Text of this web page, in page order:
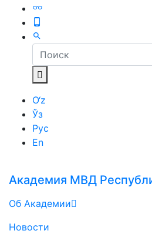
O‘z
Ўз
Рус
En
Академия МВД
Об Академии
Новости